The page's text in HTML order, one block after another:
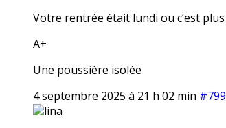
Votre rentrée était lundi ou c’est
A+
Une poussière isolée
4 septembre 2025 à 21 h 02 min
lina